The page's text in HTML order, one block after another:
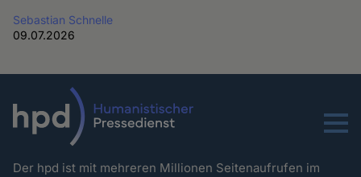
Sebastian Schnelle
09.07.2026
Menu
Der hpd ist mit mehreren Millionen Seitenaufrufen im